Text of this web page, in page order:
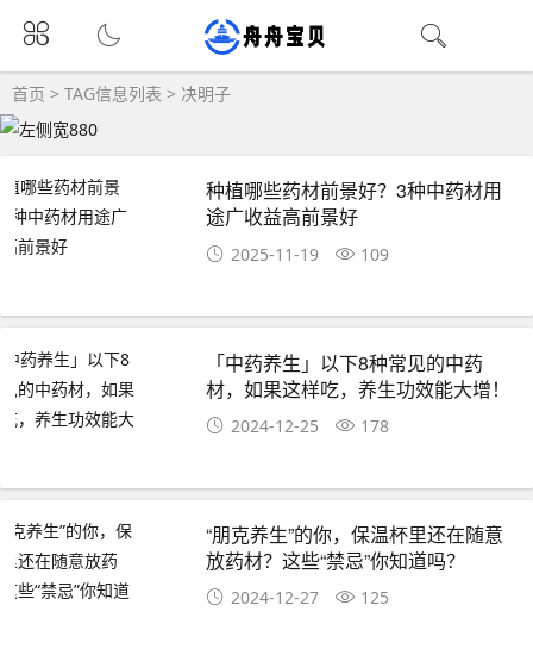
首页 > TAG信息列表 > 决明子
种植哪些药材前景好？3种中药材用
途广收益高前景好
2025-11-19 109
「中药养生」以下8种常见的中药
材，如果这样吃，养生功效能大增！
2024-12-25 178
“朋克养生”的你，保温杯里还在随意
放药材？这些“禁忌”你知道吗？
2024-12-27 125